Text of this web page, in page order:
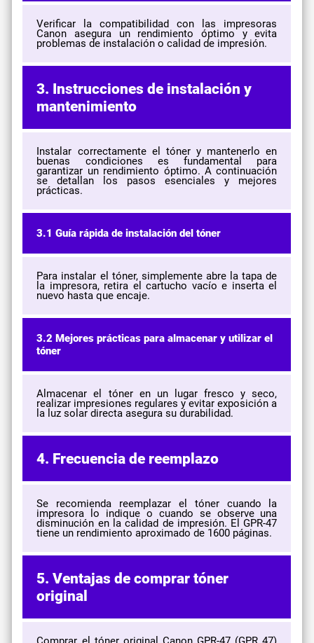
Verificar la compatibilidad con las impresoras
Canon asegura un rendimiento óptimo y evita
problemas de instalación o calidad de impresión.
3. Instrucciones de instalación y
mantenimiento
Instalar correctamente el tóner y mantenerlo en
buenas condiciones es fundamental para
garantizar un rendimiento óptimo. A continuación
se detallan los pasos esenciales y mejores
prácticas.
3.1 Guía rápida de instalación del tóner
Para instalar el tóner, simplemente abre la tapa de
la impresora, retira el cartucho vacío e inserta el
nuevo hasta que encaje.
3.2 Mejores prácticas para almacenar y utilizar el
tóner
Almacenar el tóner en un lugar fresco y seco,
realizar impresiones regulares y evitar exposición a
la luz solar directa asegura su durabilidad.
4. Frecuencia de reemplazo
Se recomienda reemplazar el tóner cuando la
impresora lo indique o cuando se observe una
disminución en la calidad de impresión. El GPR-47
tiene un rendimiento aproximado de 1600 páginas.
5. Ventajas de comprar tóner
original